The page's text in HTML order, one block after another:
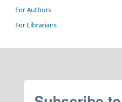
For Authors
For Librarians